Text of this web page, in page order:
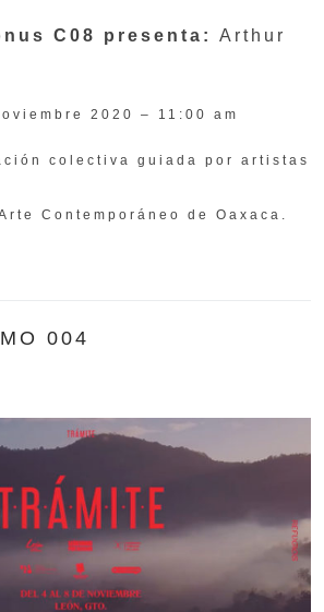
C08 presenta: Arthur
2020 – 11:00 am
colectiva guiada por artistas
Contemporáneo de Oaxaca.
004